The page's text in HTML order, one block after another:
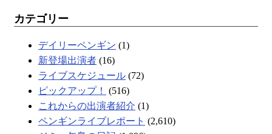
カテゴリー
デイリーペンギン (1)
新登場出演者 (16)
ライブスケジュール (72)
ピックアップ！
(516)
これからの出演者紹介 (1)
ペンギンライブレポート (2,610)